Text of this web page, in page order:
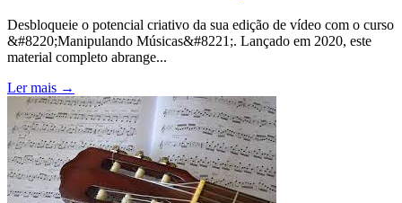
Desbloqueie o potencial criativo da sua edição de vídeo com o curso
&#8220;Manipulando Músicas&#8221;. Lançado em 2020, este
material completo abrange...
Ler mais →